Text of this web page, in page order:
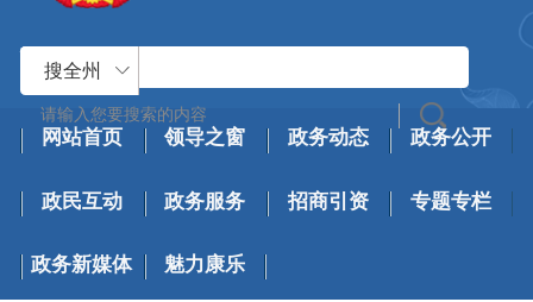
搜全州
网站首页 领导之窗 政务动态 政务公开
政民互动 政务服务 招商引资 专题专栏
政务新媒体 魅力康乐